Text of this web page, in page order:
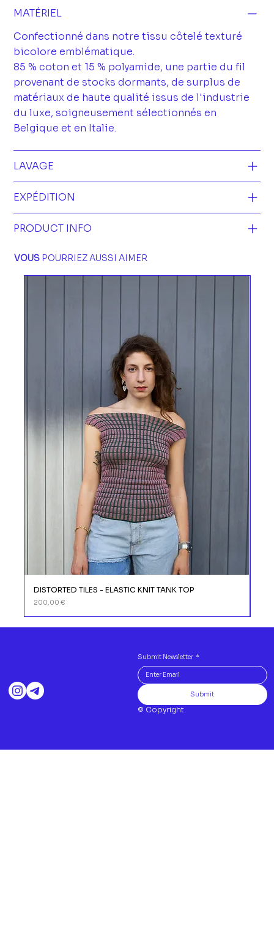
MATÉRIEL
Confectionné dans notre tissu côtelé texturé
bicolore emblématique.
85 % coton et 15 % polyamide, une partie du fil
provenant de stocks dormants, de surplus de
matériaux de haute qualité issus de l'industrie
du luxe, soigneusement sélectionnés en
Belgique et en Italie.
LAVAGE
EXPÉDITION
PRODUCT INFO
VOUSPOURRIEZ AUSSI AIMER
DISTORTED TILES - ELASTIC KNIT TANK TOP
Prix
200,00 €
Submit Newsletter *
Submit
© Copyright